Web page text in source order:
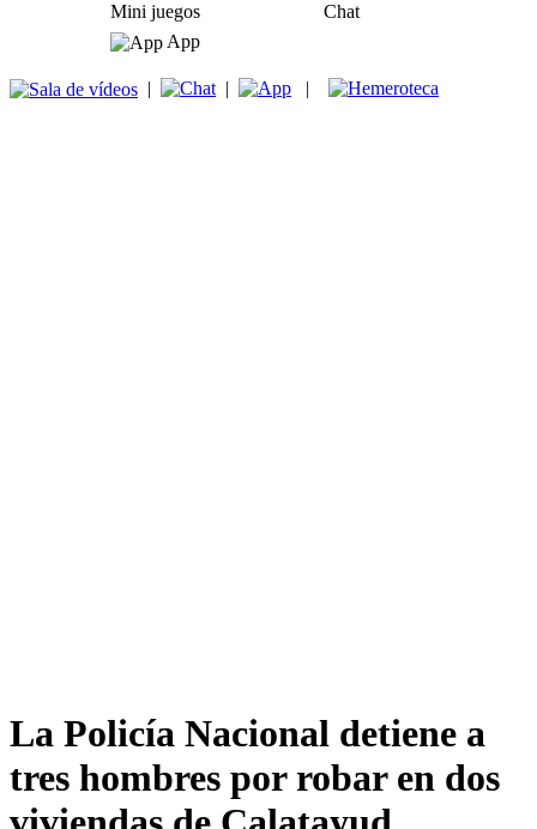
Mini juegos
Chat
App
| | |
La Policía Nacional detiene a
tres hombres por robar en dos